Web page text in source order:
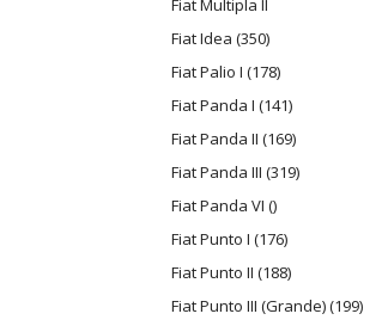
Fiat Idea (350)
Fiat Palio I (178)
Fiat Panda I (141)
Fiat Panda II (169)
Fiat Panda III (319)
Fiat Panda VI ()
Fiat Punto I (176)
Fiat Punto II (188)
Fiat Punto III (Grande) (199)